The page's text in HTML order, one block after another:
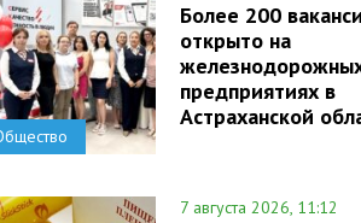
Более 200
открыто на
предприятиях в
Астраханской
7 августа 2026, 11:12